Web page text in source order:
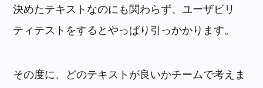
決めたテキストなのにも関わらず、ユーザビリ
ティテストをするとやっぱり引っかかります。
その度に、どのテキストが良いかチームで考えま